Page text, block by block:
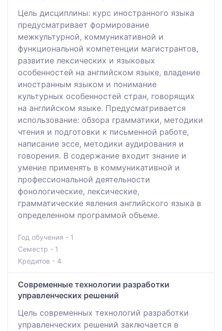
Цель дисциплины: курс иностранного языка
предусматривает формирование
межкультурной, коммуникативной и
функциональной компетенции магистрантов,
развитие лексических и языковых
особенностей на английском языке, владение
иностранным языком и понимание
культурных особенностей стран, говорящих
на английском языке. Предусматривается
использование: обзора грамматики, методики
чтения и подготовки к письменной работе,
написание эссе, методики аудирования и
говорения. В содержание входит знание и
умение применять в коммуникативной и
профессиональной деятельности
фонологические, лексические,
грамматические явления английского языка в
определенном программой объеме.
Год обучения - 1
Семестр - 1
Кредитов - 4
Современные технологии разработки
управленческих решений
Цель современных технологий разработки
управленческих решений заключается в